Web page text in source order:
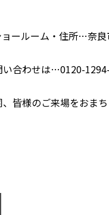
ールーム・住所…奈
い合わせは…0120-
皆様のご来場をおまち